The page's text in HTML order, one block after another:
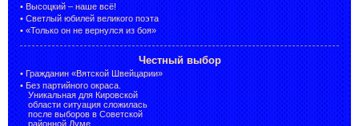
• Высоцкий – наше всё!
• Светлый юбилей великого поэта
• «Только он не вернулся из боя»
Честный выбор
• Гражданин «Вятской Швейцарии»
• Без партийного окраса.
Уникальная для Кировской
области ситуация сложилась
после выборов в Советской
районной Думе